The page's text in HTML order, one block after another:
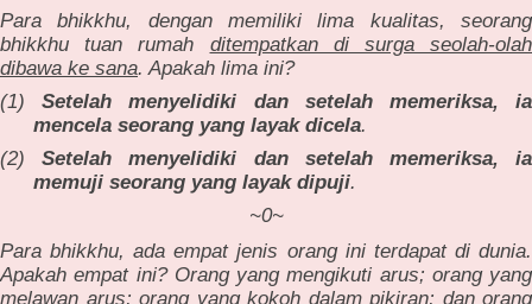
Para bhikkhu, dengan memiliki lima kualitas, seorang
bhikkhu tuan rumah ditempatkan di surga seolah-olah
dibawa ke sana. Apakah lima ini?
(1)Setelah menyelidiki dan setelah memeriksa, ia
mencela seorang yang layak dicela.
(2)Setelah menyelidiki dan setelah memeriksa, ia
memuji seorang yang layak dipuji.
~0~
Para bhikkhu, ada empat jenis orang ini terdapat di dunia.
Apakah empat ini? Orang yang mengikuti arus; orang yang
melawan arus; orang yang kokoh dalam pikiran; dan orang